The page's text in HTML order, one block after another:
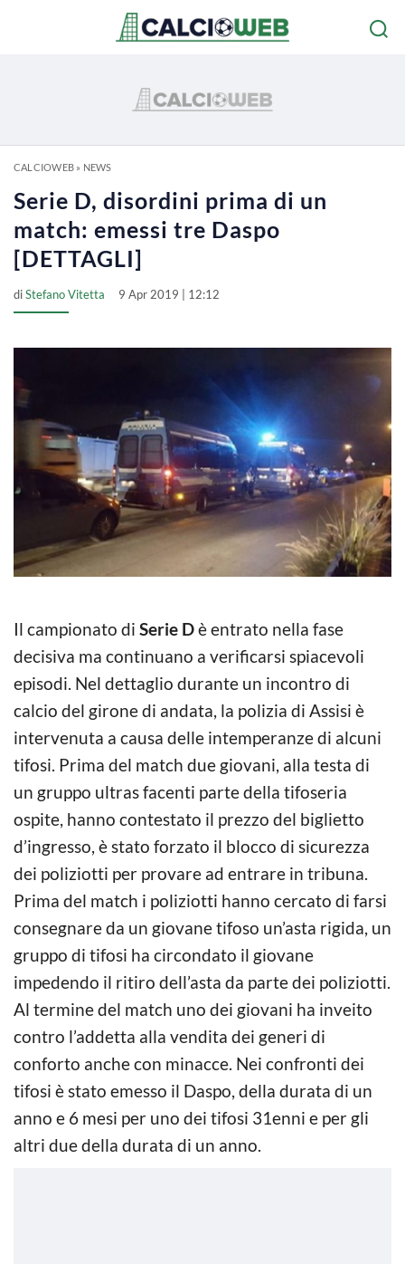
CALCIOWEB» NEWS
Serie D, disordini prima di un
match: emessi tre Daspo
[DETTAGLI]
diStefano Vitetta 9 Apr 2019 | 12:12
Il campionato di Serie Dè entrato nella fase
decisiva ma continuano a verificarsi spiacevoli
episodi. Nel dettaglio durante un incontro di
calcio del girone di andata, la polizia di Assisi è
intervenuta a causa delle intemperanze di alcuni
tifosi. Prima del match due giovani, alla testa di
un gruppo ultras facenti parte della tifoseria
ospite, hanno contestato il prezzo del biglietto
d’ingresso, è stato forzato il blocco di sicurezza
dei poliziotti per provare ad entrare in tribuna.
Prima del match i poliziotti hanno cercato di farsi
consegnare da un giovane tifoso un’asta rigida, un
gruppo di tifosi ha circondato il giovane
impedendo il ritiro dell’asta da parte dei poliziotti.
Al termine del match uno dei giovani ha inveito
contro l’addetta alla vendita dei generi di
conforto anche con minacce. Nei confronti dei
tifosi è stato emesso il Daspo, della durata di un
anno e 6 mesi per uno dei tifosi 31enni e per gli
altri due della durata di un anno.